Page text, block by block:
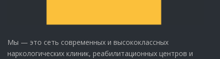
Мы — это сеть современных и высококлассных
наркологических клиник, реабилитационных центров и